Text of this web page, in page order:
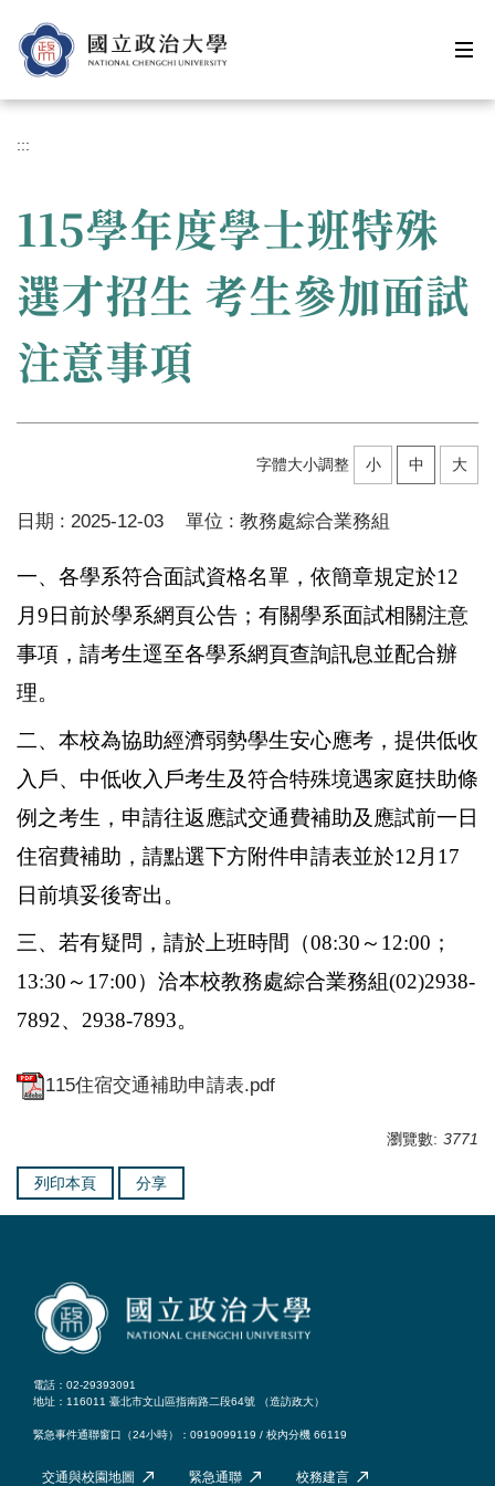
到
主
內
區
:::
115學年度學士班特殊
選才招生 考生參加面試
注意事項
字體大小調整 小 中 大
日期 : 2025-12-03 單位 : 教務處綜合業務組
一、各學系符合面試資格名單，依簡章規定於12
月9日前於學系網頁公告；有關學系面試相關注意
事項，請考生逕至各學系網頁查詢訊息並配合辦
理。
二、本校為協助經濟弱勢學生安心應考，提供低收
入戶、中低收入戶考生及符合特殊境遇家庭扶助條
例之考生，申請往返應試交通費補助及應試前一日
住宿費補助，請點選下方附件申請表並於12月17
日前填妥後寄出。
三、若有疑問，請於上班時間（08:30～12:00；
13:30～17:00）洽本校教務處綜合業務組(02)2938-
7892、2938-7893。
115住宿交通補助申請表.pdf
瀏覽數: 3771
列印本頁 分享
電話：02-29393091
地址：116011 臺北市文山區指南路二段64號 （造訪政大）
緊急事件通聯窗口（24小時）：0919099119 / 校內分機 66119
交通與校園地圖 緊急通聯 校務建言